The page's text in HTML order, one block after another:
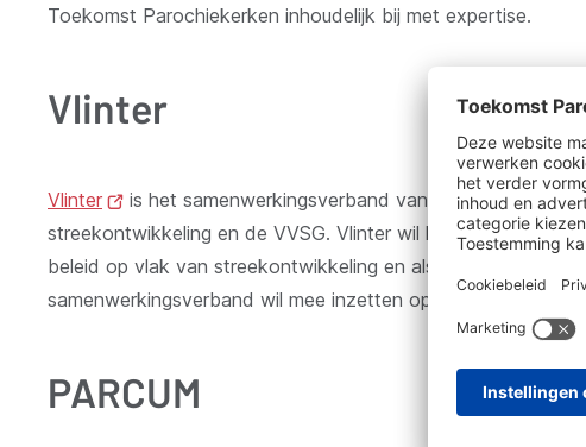
Toekomst Parochiekerken inhoudelijk bij met expertise.
Vlinter
Vlinter
(opent
nieuw
venster)
is het samenwerkingsverband van de twaalf
streekontwikkeling en de VVSG. Vlinter wil haar leden zo
beleid op vlak van streekontwikkeling en als
samenwerkingsverband wil mee inzetten op de realisatie van
PARCUM